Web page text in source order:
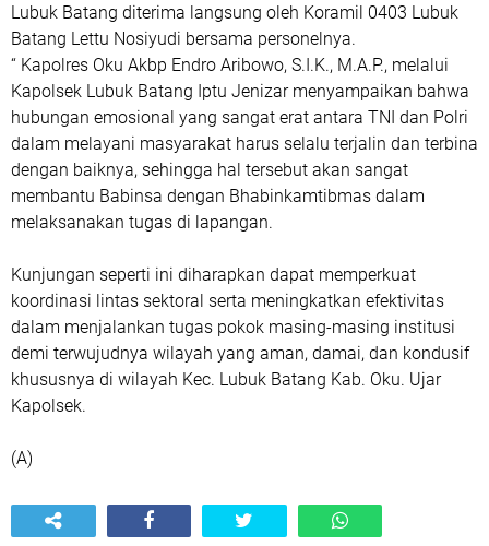
Lubuk Batang diterima langsung oleh Koramil 0403 Lubuk
Batang Lettu Nosiyudi bersama personelnya.
“ Kapolres Oku Akbp Endro Aribowo, S.I.K., M.A.P., melalui
Kapolsek Lubuk Batang Iptu Jenizar menyampaikan bahwa
hubungan emosional yang sangat erat antara TNI dan Polri
dalam melayani masyarakat harus selalu terjalin dan terbina
dengan baiknya, sehingga hal tersebut akan sangat
membantu Babinsa dengan Bhabinkamtibmas dalam
melaksanakan tugas di lapangan.
Kunjungan seperti ini diharapkan dapat memperkuat
koordinasi lintas sektoral serta meningkatkan efektivitas
dalam menjalankan tugas pokok masing-masing institusi
demi terwujudnya wilayah yang aman, damai, dan kondusif
khususnya di wilayah Kec. Lubuk Batang Kab. Oku. Ujar
Kapolsek.
(A)